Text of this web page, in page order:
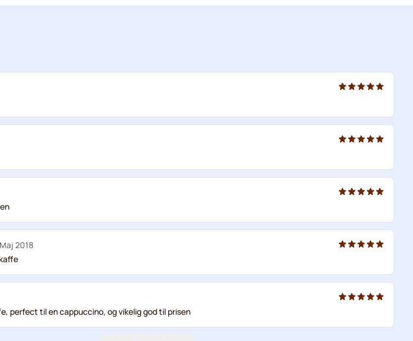
Maj 2018
perfect til en cappuccino, og vikelig god til prisen